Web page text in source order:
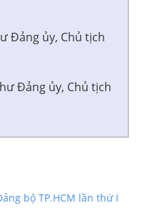
Đảng ủy, Chủ tịch
Đảng ủy, Chủ tịch
bộ TP.HCM lần thứ I